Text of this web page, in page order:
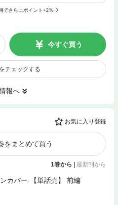
でさらにポイント+2%
今すぐ買う
チェックする
報へ
お気に入り登録
をまとめて買う
1巻から | 最新刊から
カバー-【単話売】 前編